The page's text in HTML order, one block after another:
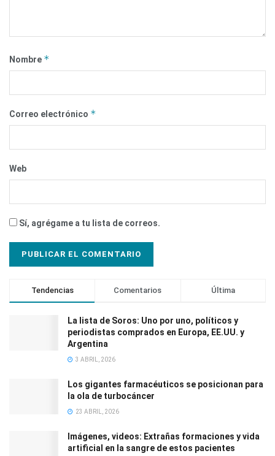
Nombre *
Correo electrónico *
Web
Sí, agrégame a tu lista de correos.
Tendencias Comentarios Última
La lista de Soros: Uno por uno, políticos y
periodistas comprados en Europa, EE.UU. y
Argentina
3 ABRIL, 2026
Los gigantes farmacéuticos se posicionan para
la ola de turbocáncer
23 ABRIL, 2026
Imágenes, videos: Extrañas formaciones y vida
artificial en la sangre de estos pacientes